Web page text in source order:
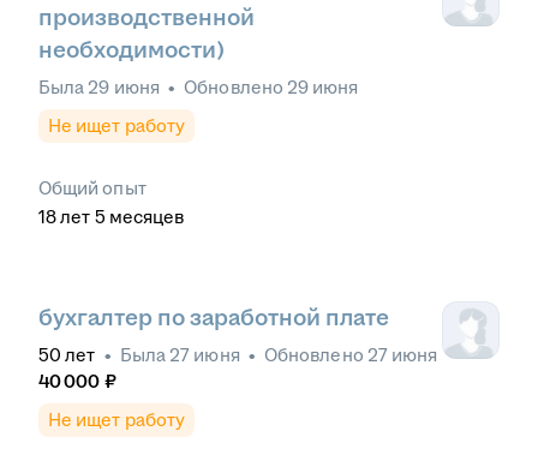
производственной
необходимости)
Была 29 июня • Обновлено 29 июня
Не ищет работу
Общий опыт
18лет 5 месяцев
бухгалтер по заработной плате
50 лет • Была 27 июня • Обновлено 27 июня
40 000 ₽
Не ищет работу